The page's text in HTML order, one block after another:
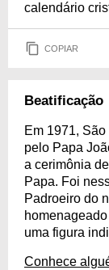
calendário
COPIAR
Beatificação
Em 1971,
pelo Papa
a cerimônia
Papa. Foi
Padroeiro do
uma figura
Conhece